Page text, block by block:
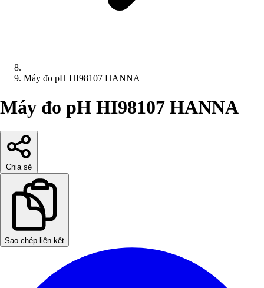
Máy đo pH HI98107 HANNA
Máy đo pH HI98107 HANNA
Chia sẻ
Sao chép liên kết